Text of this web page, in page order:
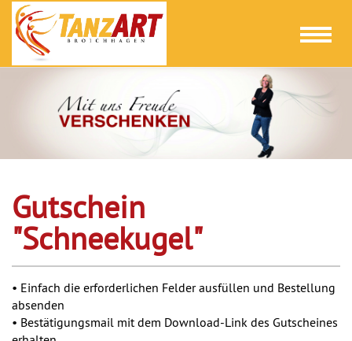
Toggle
Gutschein
"Schneekugel"
• Einfach die erforderlichen Felder ausfüllen und Bestellung
absenden
• Bestätigungsmail mit dem Download-Link des Gutscheines